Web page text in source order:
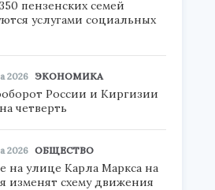
пензенских семей
услугами социальных
2026 ЭКОНОМИКА
России и Киргизии
четверть
2026 ОБЩЕСТВО
на улице Карла Маркса на
изменят схему движения